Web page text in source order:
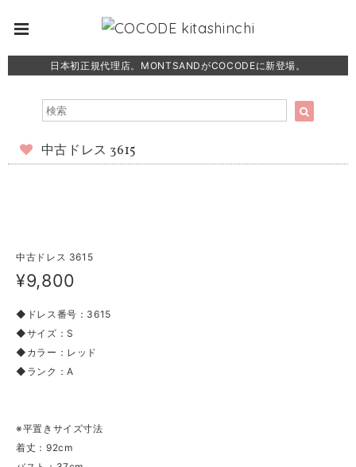
日本初正規代理店。MONTSANDがCOCODEに新登場。
中古ドレス 3615
中古ドレス 3615
¥9,800
◆ドレス番号：3615
◆サイズ：S
◆カラー：レッド
◆ランク：A
※平置きサイズ寸法
着丈：92cm